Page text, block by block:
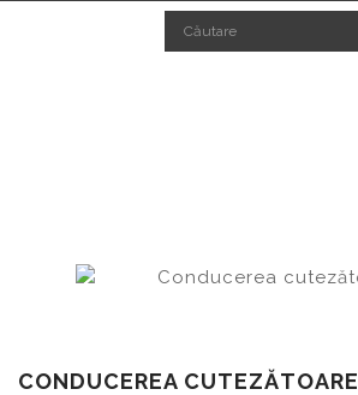
CONDUCEREA CUTEZĂTOARE